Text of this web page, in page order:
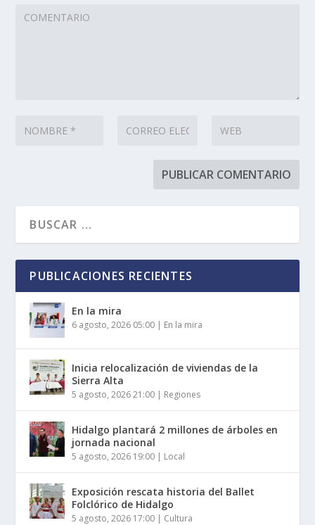
PUBLICACIONES RECIENTES
En la mira
6 agosto, 2026 05:00 | En la mira
Inicia relocalización de viviendas de la
Sierra Alta
5 agosto, 2026 21:00 | Regiones
Hidalgo plantará 2 millones de árboles en
jornada nacional
5 agosto, 2026 19:00 | Local
Exposición rescata historia del Ballet
Folclórico de Hidalgo
5 agosto, 2026 17:00 | Cultura